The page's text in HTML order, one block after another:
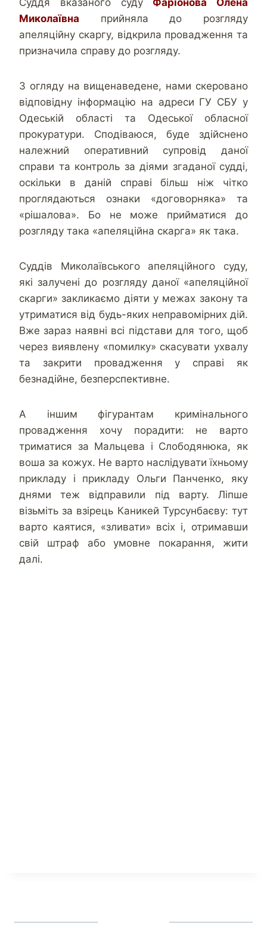
Суддя вказаного суду Фаріонова Олена
Миколаївна прийняла до розгляду
апеляційну скаргу, відкрила провадження та
призначила справу до розгляду.
З огляду на вищенаведене, нами скеровано
відповідну інформацію на адреси ГУ СБУ у
Одеській області та Одеської обласної
прокуратури. Сподіваюся, буде здійснено
належний оперативний супровід даної
справи та контроль за діями згаданої судді,
оскільки в даній справі більш ніж чітко
проглядаються ознаки «договорняка» та
«рішалова». Бо не може прийматися до
розгляду така «апеляційна скарга» як така.
Суддів Миколаївського апеляційного суду,
які залучені до розгляду даної «апеляційної
скарги» закликаємо діяти у межах закону та
утриматися від будь-яких неправомірних дій.
Вже зараз наявні всі підстави для того, щоб
через виявлену «помилку» скасувати ухвалу
та закрити провадження у справі як
безнадійне, безперспективне.
А іншим фігурантам кримінального
провадження хочу порадити: не варто
триматися за Мальцева і Слободянюка, як
воша за кожух. Не варто наслідувати їхньому
прикладу і прикладу Ольги Панченко, яку
днями теж відправили під варту. Ліпше
візьміть за взірець Каникей Турсунбаєву: тут
варто каятися, «зливати» всіх і, отримавши
свій штраф або умовне покарання, жити
далі.